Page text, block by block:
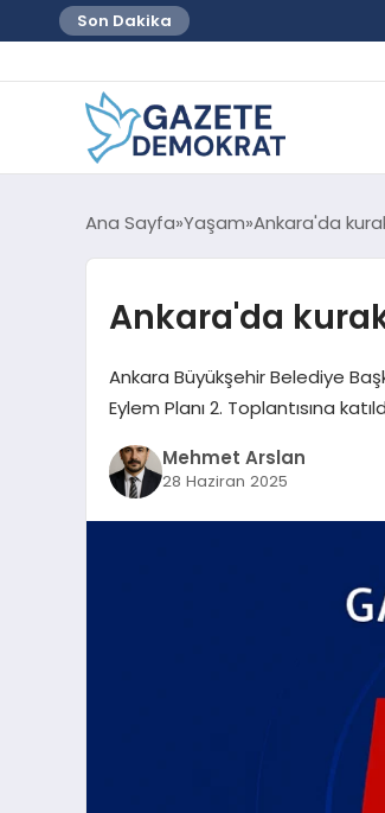
Son Dakika
Ana Sayfa Yaşam Ankara'da
Ankara'da
Ankara Büyükşehir Belediye
Eylem Planı 2. Toplantısına
Mehmet Arslan
28 Haziran 2025